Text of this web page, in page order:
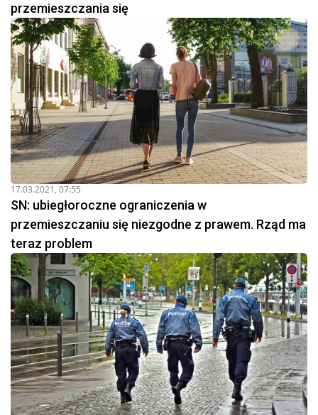
przemieszczania się
17.03.2021, 07:55
SN: ubiegłoroczne ograniczenia w
przemieszczaniu się niezgodne z prawem. Rząd ma
teraz problem